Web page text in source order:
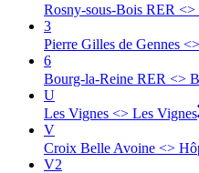
Rosny-sous-Bois RER
3
Pierre Gilles de Gennes
6
Bourg-la-Reine RER <>
U
Les Vignes <> Les Vignes
V
Croix Belle Avoine <>
V2